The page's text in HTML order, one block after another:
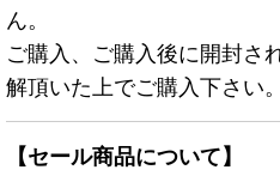
ん。
ご購入、ご購入後に開封さ
解頂いた上でご購入下さい。
【セール商品について】